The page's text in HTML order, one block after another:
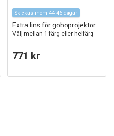
Skickas inom 44-46 dagar
Extra lins för goboprojektor
Välj mellan 1 färg eller helfärg
771 kr